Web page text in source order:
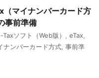
マイナンバーカード方
事前準備
Taxソフト（Web版） eTax
ナンバーカード方式 事前準